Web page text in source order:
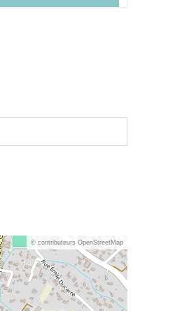
© contributeurs OpenStreetMap